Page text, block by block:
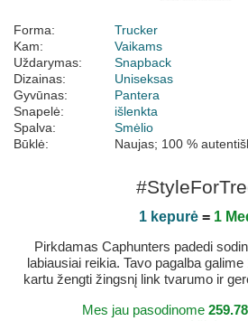
Forma:
Trucker
Kam:
Vaikams
Uždarymas:
Snapback
Dizainas:
Uniseksas
Gyvūnas:
Pantera
Snapelė:
išlenkta
Spalva:
Smėlio
Būklė:
Naujas; 100 %
1 kepurė= 1
Pirkdamas Caphunters padedi
labiausiai reikia. Tavo pagalba
kartu žengti žingsnį link tvarumo ir
Mes jau pasodinome